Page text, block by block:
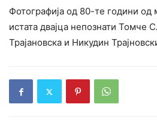
Фотографија од 80-те години од
истата двајца непознати Томче
Трајановска и Никудин